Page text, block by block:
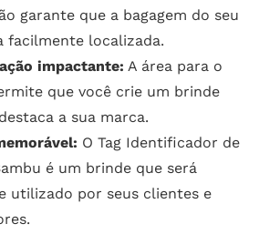
garante que a bagagem do seu
facilmente localizada.
impactante: A área para o
que você crie um brinde
a sua marca.
O Tag Identificador de
é um brinde que será
utilizado por seus clientes e